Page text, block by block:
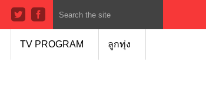
TV PROGRAM ลูกทุ่ง